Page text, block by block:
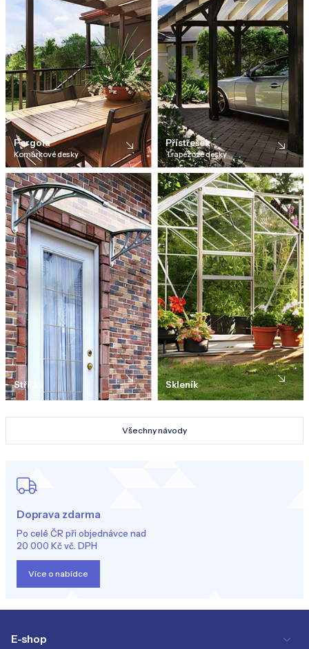
Doprava zdarma
Po celé ČR při objednávce nad
20 000 Kč vč. DPH
Více o nabídce
Pergola
Komůrkové desky
Přístřešek
Trapézové desky
Stříška Skleník
Všechny návody
E-shop